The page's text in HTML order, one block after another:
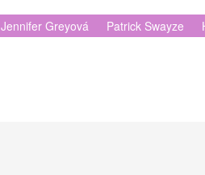
Jennifer Greyová Patrick Swayze